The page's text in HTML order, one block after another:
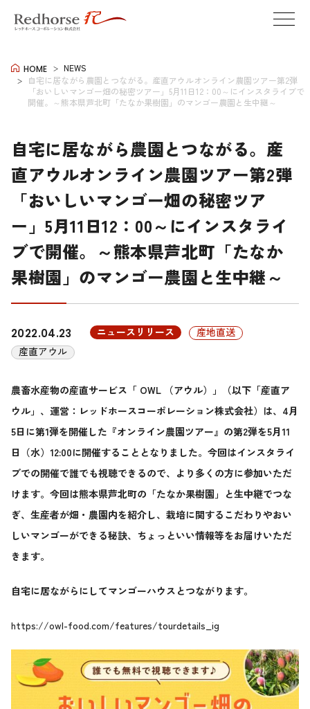
HOME
NEWS
自宅に居ながら農園とつながる。産直アウルオンライン農園ツアー第2弾
「おいしいマンゴー畑の秘密ツアー」5月11日12：00～にインスタライブで
開催。～熊本県芦北町「たなか果樹園」のマンゴー農園と生中継～
自宅に居ながら農園とつながる。産
直アウルオンライン農園ツアー第2弾
「おいしいマンゴー畑の秘密ツア
ー」5月11日12：00～にインスタライ
ブで開催。～熊本県芦北町「たなか
果樹園」のマンゴー農園と生中継～
2022.04.23 ニュースリリース
産地直送
産直アウル
農畜水産物の産直サービス「 OWL （アウル）」（以下「産直ア
ウル」、運営：レッドホースコーポレーション株式会社）は、4月
5日に第1弾を開催した『オンライン農園ツアー』の第2弾を5月11
日（水）12:00に開催することとなりました。今回はインスタライ
ブでの開催で誰でも視聴できるので、より多くの方に参加いただ
けます。今回は熊本県芦北町の「たなか果樹園」と生中継でつな
ぎ、生産者が畑・農園内を紹介し、栽培に関するこだわりやおい
しいマンゴーができる秘訣、ちょっといい情報等をお届けいただ
きます。
自宅に居ながらにしてマンゴーハウスとつながります。
https://owl-food.com/features/tourdetails_ig